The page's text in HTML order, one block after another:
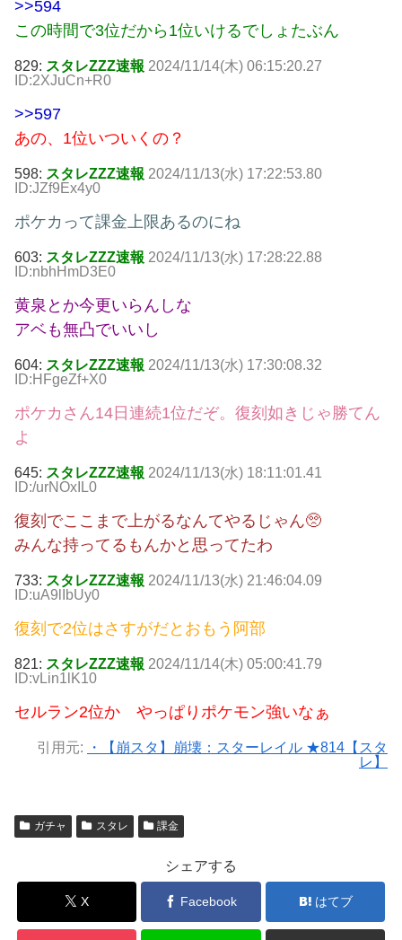
>>594
この時間で3位だから1位いけるでしょたぶん
829: スタレZZZ速報 2024/11/14(木) 06:15:20.27
ID:2XJuCn+R0
>>597
あの、1位いついくの？
598: スタレZZZ速報 2024/11/13(水) 17:22:53.80
ID:JZf9Ex4y0
ポケカって課金上限あるのにね
603: スタレZZZ速報 2024/11/13(水) 17:28:22.88
ID:nbhHmD3E0
黄泉とか今更いらんしな
アベも無凸でいいし
604: スタレZZZ速報 2024/11/13(水) 17:30:08.32
ID:HFgeZf+X0
ポケカさん14日連続1位だぞ。復刻如きじゃ勝てん
よ
645: スタレZZZ速報 2024/11/13(水) 18:11:01.41
ID:/urNOxIL0
復刻でここまで上がるなんてやるじゃん🥺
みんな持ってるもんかと思ってたわ
733: スタレZZZ速報 2024/11/13(水) 21:46:04.09
ID:uA9lIbUy0
復刻で2位はさすがだとおもう阿部
821: スタレZZZ速報 2024/11/14(木) 05:00:41.79
ID:vLin1lK10
セルラン2位か やっぱりポケモン強いなぁ
引用元:
・【崩スタ】崩壊：スターレイル ★814【スタ
レ】
ガチャ スタレ 課金
シェアする
X Facebook はてブ